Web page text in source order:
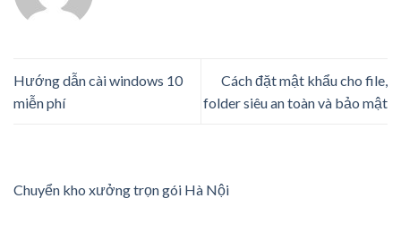
Hướng dẫn cài windows 10
miễn phí
Cách đặt mật khẩu cho file,
folder siêu an toàn và bảo mật
Chuyển kho xưởng trọn gói Hà Nội